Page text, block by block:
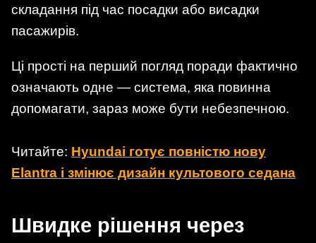
складання під час посадки або висадки
пасажирів.
Ці прості на перший погляд поради фактично
означають одне — система, яка повинна
допомагати, зараз може бути небезпечною.
Читайте: Hyundai готує повністю нову
Elantra і змінює дизайн культового седана
Швидке рішення через